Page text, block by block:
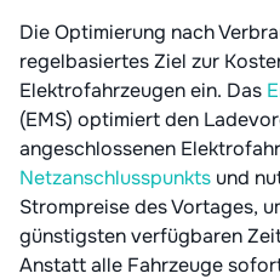
Die Optimierung nach
regelbasiertes Ziel zur
Elektrofahrzeugen ein. Das
(EMS) optimiert den
angeschlossenen
Netzanschlusspunkts und
Strompreise des Vortages,
günstigsten verfügbaren
Anstatt alle Fahrzeuge